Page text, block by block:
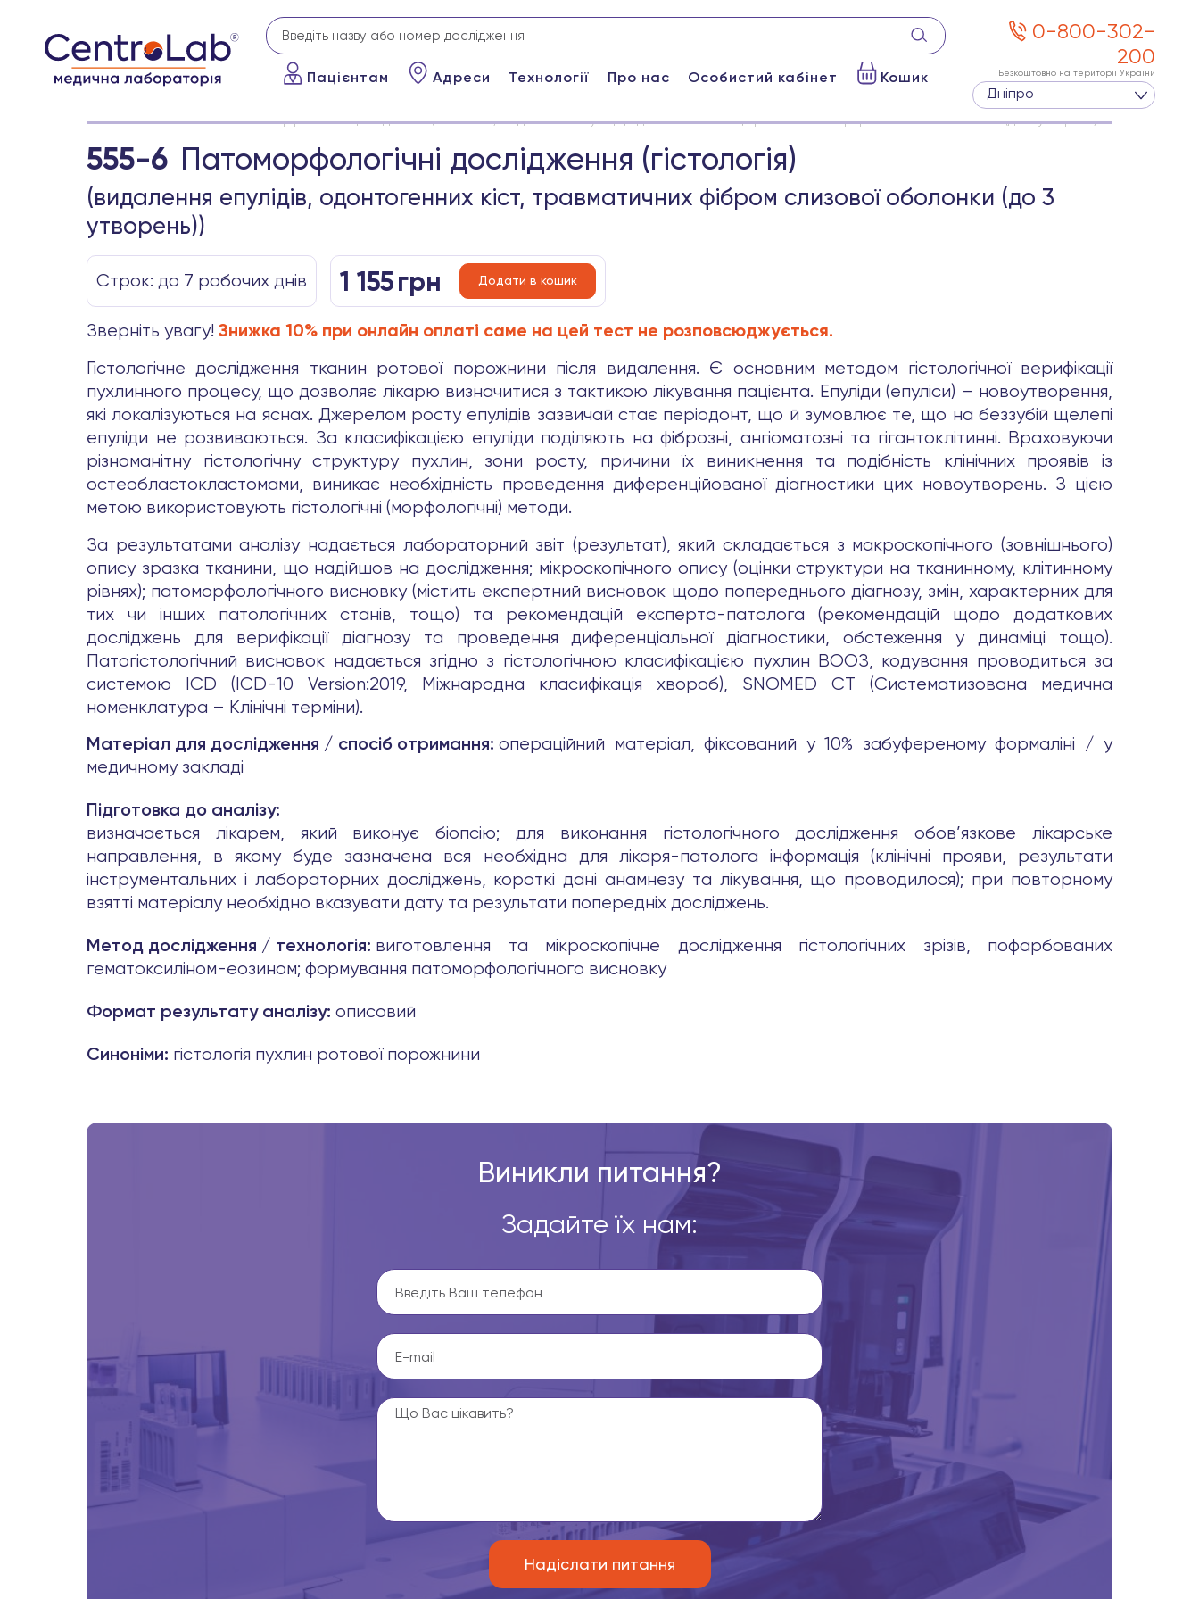
Пацієнтам Адреси Технології Про нас Особистий кабінет Кошик
0-800-302-
200
Безкоштовно на території України
Дніпро
Головна Аналізи Патоморфологічні дослідження (гістологія): видалення епулідів, одонтогенних кіст, травматичних фібром слизової оболонки (до 3 утворень)
555-6 Патоморфологічні дослідження (гістологія)
(видалення епулідів, одонтогенних кіст, травматичних фібром слизової оболонки (до 3
утворень))
Строк: до 7 робочих днів 1 155 грн Додати в кошик
Зверніть увагу! Знижка 10% при онлайн оплаті саме на цей тест не розповсюджується.
Гістологічне дослідження тканин ротової порожнини після видалення. Є основним методом гістологічної верифікації
пухлинного процесу, що дозволяє лікарю визначитися з тактикою лікування пацієнта. Епуліди (епуліси) – новоутворення,
які локалізуються на яснах. Джерелом росту епулідів зазвичай стає періодонт, що й зумовлює те, що на беззубій щелепі
епуліди не розвиваються. За класифікацією епуліди поділяють на фіброзні, ангіоматозні та гігантоклітинні. Враховуючи
різноманітну гістологічну структуру пухлин, зони росту, причини їх виникнення та подібність клінічних проявів із
остеобластокластомами, виникає необхідність проведення диференційованої діагностики цих новоутворень. З цією
метою використовують гістологічні (морфологічні) методи.
За результатами аналізу надається лабораторний звіт (результат), який складається з макроскопічного (зовнішнього)
опису зразка тканини, що надійшов на дослідження; мікроскопічного опису (оцінки структури на тканинному, клітинному
рівнях); патоморфологічного висновку (містить експертний висновок щодо попереднього діагнозу, змін, характерних для
тих чи інших патологічних станів, тощо) та рекомендацій експерта-патолога (рекомендацій щодо додаткових
досліджень для верифікації діагнозу та проведення диференціальної діагностики, обстеження у динаміці тощо).
Патогістологічний висновок надається згідно з гістологічною класифікацією пухлин ВООЗ, кодування проводиться за
системою ICD (ICD-10 Version:2019, Міжнародна класифікація хвороб), SNOMED CT (Систематизована медична
номенклатура – Клінічні терміни).
Матеріал для дослідження / спосіб отримання: операційний матеріал, фіксований у 10% забуференому формаліні / у
медичному закладі
Підготовка до аналізу:
визначається лікарем, який виконує біопсію; для виконання гістологічного дослідження обов’язкове лікарське
направлення, в якому буде зазначена вся необхідна для лікаря-патолога інформація (клінічні прояви, результати
інструментальних і лабораторних досліджень, короткі дані анамнезу та лікування, що проводилося); при повторному
взятті матеріалу необхідно вказувати дату та результати попередніх досліджень.
Метод дослідження / технологія: виготовлення та мікроскопічне дослідження гістологічних зрізів, пофарбованих
гематоксиліном-еозином; формування патоморфологічного висновку
Формат результату аналізу: описовий
Синоніми: гістологія пухлин ротової порожнини
Виникли питання?
Задайте їх нам: